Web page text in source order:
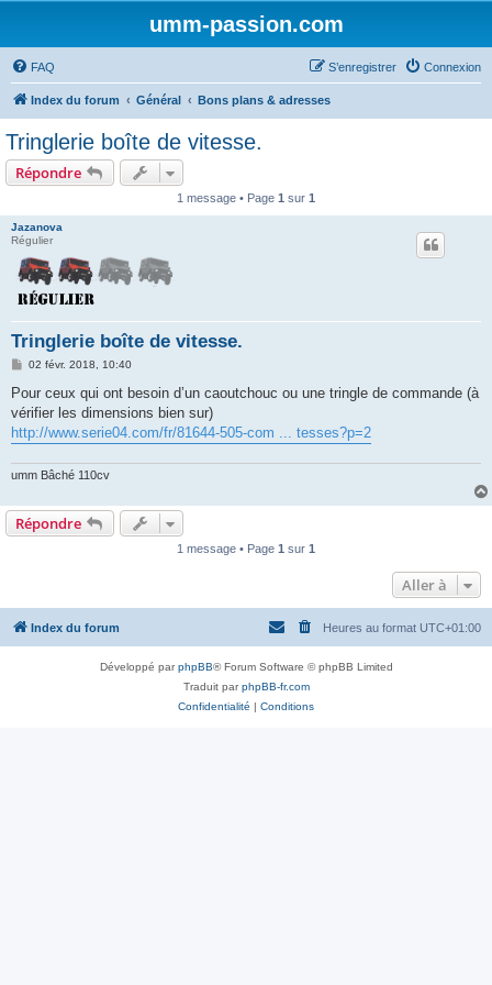
umm-passion.com
FAQ Connexion
S’enregistrer
Index du forum Général Bons plans & adresses
Tringlerie boîte de vitesse.
Répondre
1 message • Page 1 sur 1
Jazanova
Régulier
Tringlerie boîte de vitesse.
M
s
a
g
e
02 févr. 2018, 10:40
Pour ceux qui ont besoin d’un caoutchouc ou une tringle de commande (à
vérifier les dimensions bien sur)
http://www.serie04.com/fr/81644-505-com ... tesses?p=2
umm Bâché 110cv
Répondre
1 message • Page 1 sur 1
Aller à
Index du forum Heures au format UTC+01:00
Développé parphpBB® Forum Software © phpBB Limited
Traduit parphpBB-fr.com
Confidentialité | Conditions